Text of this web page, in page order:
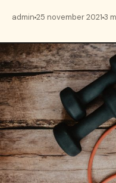
admin 25 november 2021 3